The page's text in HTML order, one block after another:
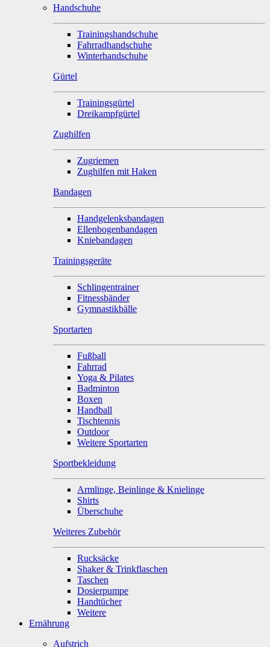
Handschuhe
Trainingshandschuhe
Fahrradhandschuhe
Winterhandschuhe
Gürtel
Trainingsgürtel
Dreikampfgürtel
Zughilfen
Zugriemen
Zughilfen mit Haken
Bandagen
Handgelenksbandagen
Ellenbogenbandagen
Kniebandagen
Trainingsgeräte
Schlingentrainer
Fitnessbänder
Gymnastikbälle
Sportarten
Fußball
Fahrrad
Yoga & Pilates
Badminton
Boxen
Handball
Tischtennis
Outdoor
Weitere Sportarten
Sportbekleidung
Armlinge, Beinlinge & Knielinge
Shirts
Überschuhe
Weiteres Zubehör
Rucksäcke
Shaker & Trinkflaschen
Taschen
Dosierpumpe
Handtücher
Weitere
Ernährung
Aufstrich